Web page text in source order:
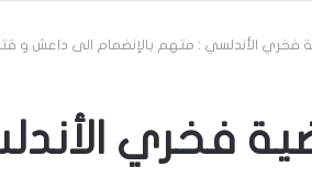
فخري الأندلسي : متهم بالإنضمام الى داعش و
فخري